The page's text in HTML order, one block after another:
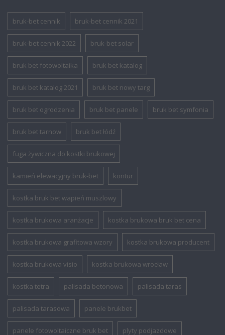
bruk-bet cennik bruk-bet cennik 2021
bruk-bet cennik 2022 bruk-bet solar
bruk bet fotowoltaika bruk bet katalog
bruk bet katalog 2021 bruk bet nowy targ
bruk bet ogrodzenia bruk bet panele bruk bet symfonia
bruk bet tarnow bruk bet łódź
fuga żywiczna do kostki brukowej
kamień elewacyjny bruk-bet kontur
kostka bruk bet wapień muszlowy
kostka brukowa aranżacje kostka brukowa bruk bet cena
kostka brukowa grafitowa wzory kostka brukowa producent
kostka brukowa visio kostka brukowa wrocław
kostka tetra palisada betonowa palisada taras
palisada tarasowa panele brukbet
panele fotowoltaiczne bruk bet plyty podjazdowe